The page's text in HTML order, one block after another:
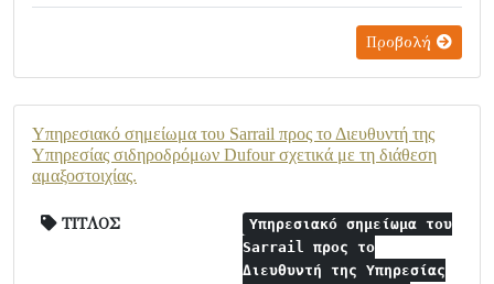
Προβολή
Υπηρεσιακό σημείωμα του Sarrail προς το Διευθυντή της
Υπηρεσίας σιδηροδρόμων Dufour σχετικά με τη διάθεση
αμαξοστοιχίας.
ΤΙΤΛΟΣ
Υπηρεσιακό σημείωμα του
Sarrail προς το
Διευθυντή της Υπηρεσίας